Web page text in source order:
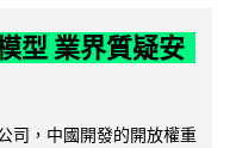
型 業界質疑安
司，中國開發的開放權重